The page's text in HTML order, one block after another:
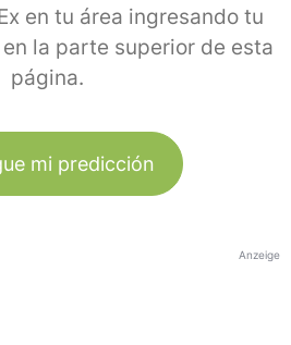
en tu área ingresando tu
la parte superior de esta
página.
mi predicción
Anzeige